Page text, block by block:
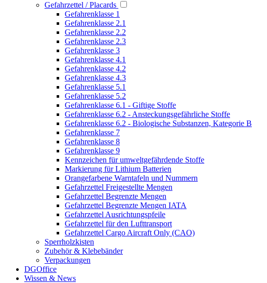
Gefahrzettel / Placards
Gefahrenklasse 1
Gefahrenklasse 2.1
Gefahrenklasse 2.2
Gefahrenklasse 2.3
Gefahrenklasse 3
Gefahrenklasse 4.1
Gefahrenklasse 4.2
Gefahrenklasse 4.3
Gefahrenklasse 5.1
Gefahrenklasse 5.2
Gefahrenklasse 6.1 - Giftige Stoffe
Gefahrenklasse 6.2 - Ansteckungsgefährliche Stoffe
Gefahrenklasse 6.2 - Biologische Substanzen, Kategorie B
Gefahrenklasse 7
Gefahrenklasse 8
Gefahrenklasse 9
Kennzeichen für umweltgefährdende Stoffe
Markierung für Lithium Batterien
Orangefarbene Warntafeln und Nummern
Gefahrzettel Freigestellte Mengen
Gefahrzettel Begrenzte Mengen
Gefahrzettel Begrenzte Mengen IATA
Gefahrzettel Ausrichtungspfeile
Gefahrzettel für den Lufttransport
Gefahrzettel Cargo Aircraft Only (CAO)
Sperrholzkisten
Zubehör & Klebebänder
Verpackungen
DGOffice
Wissen & News